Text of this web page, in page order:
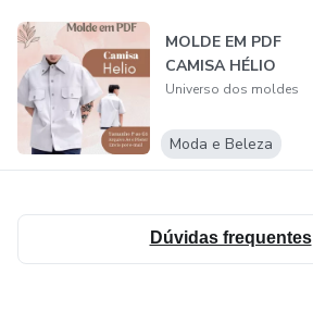
MOLDE EM PDF
CAMISA HÉLIO
Universo dos moldes
Moda e Beleza
Dúvidas frequentes